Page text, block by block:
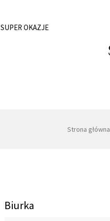
SUPER OKAZJE
Strona główna
Biurka